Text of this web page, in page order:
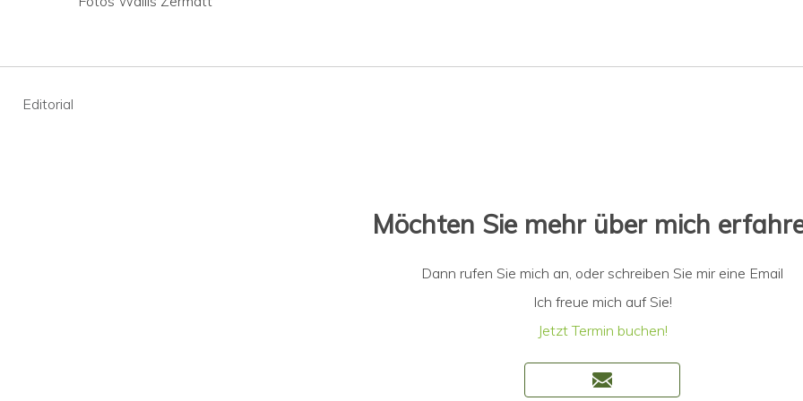
Beitragsnavigation
Editorial
Möchten Sie mehr über mich
Dann rufen Sie mich an, oder schreiben Sie mir eine Email
Ich freue mich auf Sie!
Jetzt Termin buchen!